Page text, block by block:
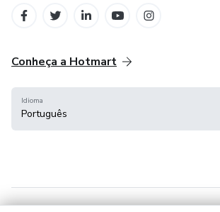
Conheça a Hotmart
Idioma
Português